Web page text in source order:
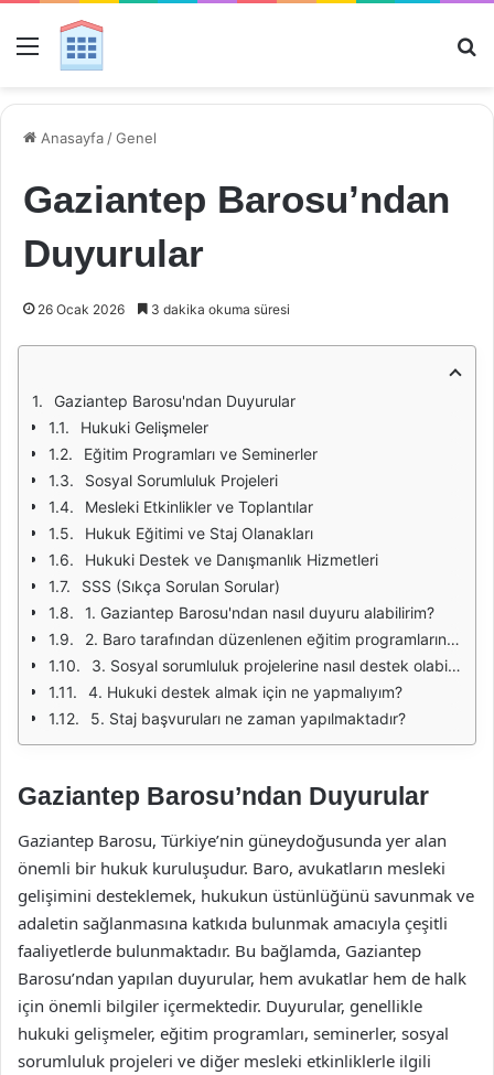
Menü
Anasayfa /Genel
Gaziantep Barosu’ndan
Duyurular
26 Ocak 2026 3 dakika okuma süresi
Gaziantep Barosu'ndan Duyurular
Hukuki Gelişmeler
Eğitim Programları ve Seminerler
Sosyal Sorumluluk Projeleri
Mesleki Etkinlikler ve Toplantılar
Hukuk Eğitimi ve Staj Olanakları
Hukuki Destek ve Danışmanlık Hizmetleri
SSS (Sıkça Sorulan Sorular)
1. Gaziantep Barosu'ndan nasıl duyuru alabilirim?
2. Baro tarafından düzenlenen eğitim programlarına nasıl katılabilirim?
3. Sosyal sorumluluk projelerine nasıl destek olabilirim?
4. Hukuki destek almak için ne yapmalıyım?
5. Staj başvuruları ne zaman yapılmaktadır?
Gaziantep Barosu’ndan Duyurular
Gaziantep Barosu, Türkiye’nin güneydoğusunda yer alan
önemli bir hukuk kuruluşudur. Baro, avukatların mesleki
gelişimini desteklemek, hukukun üstünlüğünü savunmak ve
adaletin sağlanmasına katkıda bulunmak amacıyla çeşitli
faaliyetlerde bulunmaktadır. Bu bağlamda, Gaziantep
Barosu’ndan yapılan duyurular, hem avukatlar hem de halk
için önemli bilgiler içermektedir. Duyurular, genellikle
hukuki gelişmeler, eğitim programları, seminerler, sosyal
sorumluluk projeleri ve diğer mesleki etkinliklerle ilgili